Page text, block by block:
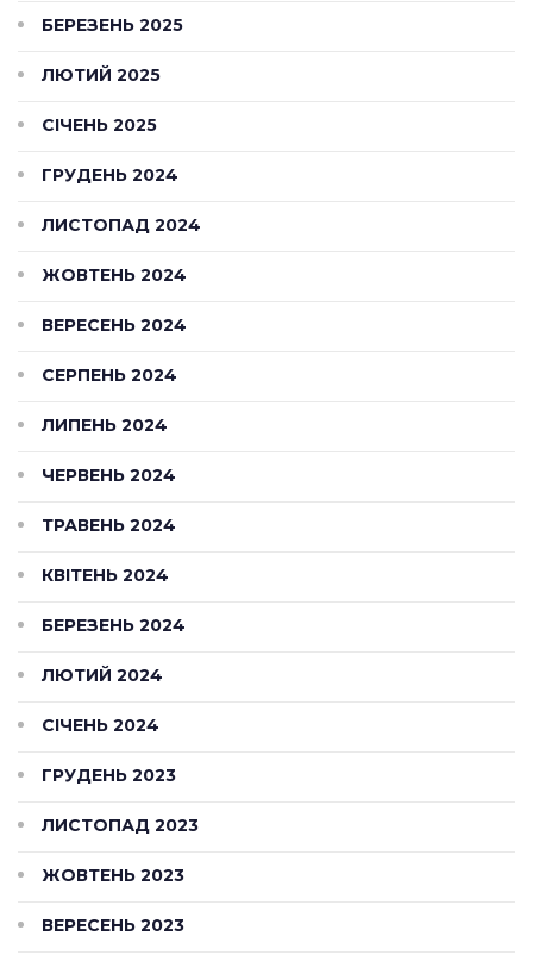
БЕРЕЗЕНЬ 2025
ЛЮТИЙ 2025
СІЧЕНЬ 2025
ГРУДЕНЬ 2024
ЛИСТОПАД 2024
ЖОВТЕНЬ 2024
ВЕРЕСЕНЬ 2024
СЕРПЕНЬ 2024
ЛИПЕНЬ 2024
ЧЕРВЕНЬ 2024
ТРАВЕНЬ 2024
КВІТЕНЬ 2024
БЕРЕЗЕНЬ 2024
ЛЮТИЙ 2024
СІЧЕНЬ 2024
ГРУДЕНЬ 2023
ЛИСТОПАД 2023
ЖОВТЕНЬ 2023
ВЕРЕСЕНЬ 2023